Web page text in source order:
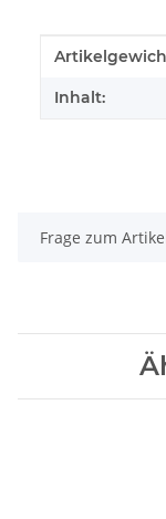
Wert
Inhalt:
Frage zum